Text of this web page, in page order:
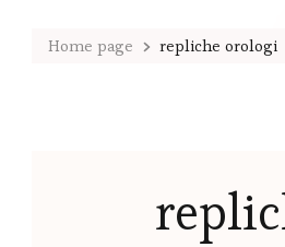
Home page repliche orologi